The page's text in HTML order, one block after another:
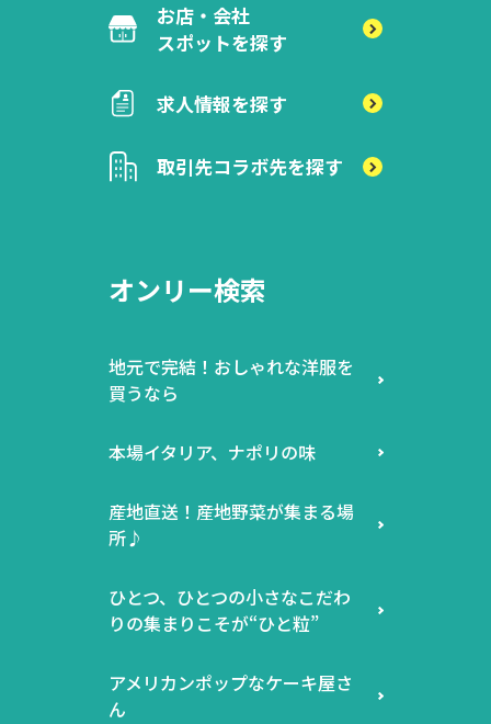
お店・会社
スポットを探す
求人情報を探す
取引先コラボ先を探す
オンリー検索
地元で完結！おしゃれな洋服を
買うなら
本場イタリア、ナポリの味
産地直送！産地野菜が集まる場
所♪
ひとつ、ひとつの小さなこだわ
りの集まりこそが“ひと粒”
アメリカンポップなケーキ屋さ
ん